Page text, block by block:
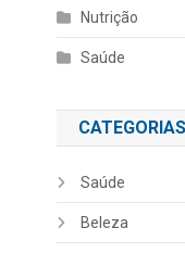
Nutrição
Saúde
CATEGORIAS
Saúde
Beleza